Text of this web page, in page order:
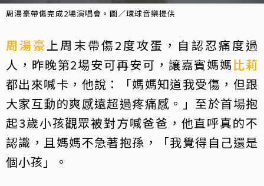
周湯豪帶傷完成2場演唱會。圖／環球音樂提供
周湯豪上周末帶傷2度攻蛋，自認忍痛度過
人，昨晚第2場安可再安可，讓嘉賓媽媽比莉
都出來喊卡，他說：「媽媽知道我受傷，但跟
大家互動的爽感遠超過疼痛感。」至於首場抱
起3歲小孩觀眾被對方喊爸爸，他直呼真的不
認識，且媽媽不急著抱孫，「我覺得自己還是
個小孩」。